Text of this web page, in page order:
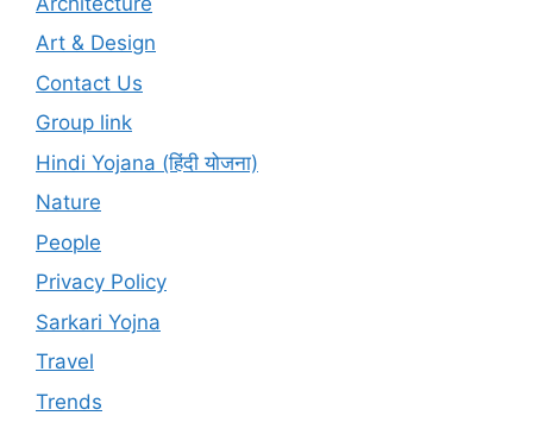
Art & Design
Contact Us
Group link
Hindi Yojana (हिंदी योजना)
Nature
People
Privacy Policy
Sarkari Yojna
Travel
Trends